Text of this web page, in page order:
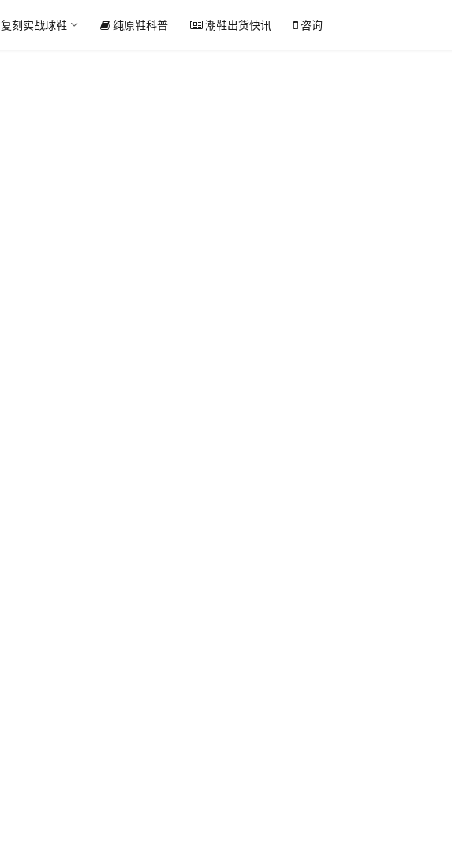
复刻实战球鞋 纯原鞋科普 潮鞋出货快讯 咨询